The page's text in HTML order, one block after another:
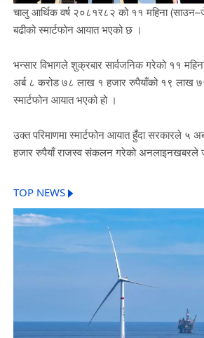
चालु आर्थिक वर्ष २०८१र८२ को ११ महिना
बढीको स्मार्टफोन आयात भएको छ ।
भन्सार विभागले शुक्रबार सार्वजनिक गरेको ११
अर्ब ८ करोड ७८ लाख १ हजार रुपैयाँको १९ लाख
स्मार्टफोन आयात भएको हो ।
उक्त परिमाणमा स्मार्टफोन आयात हुँदा सरकारले ५
हजार रुपैयाँ राजस्व संकलन गरेको अनलाइनखबरले
TOP NEWS